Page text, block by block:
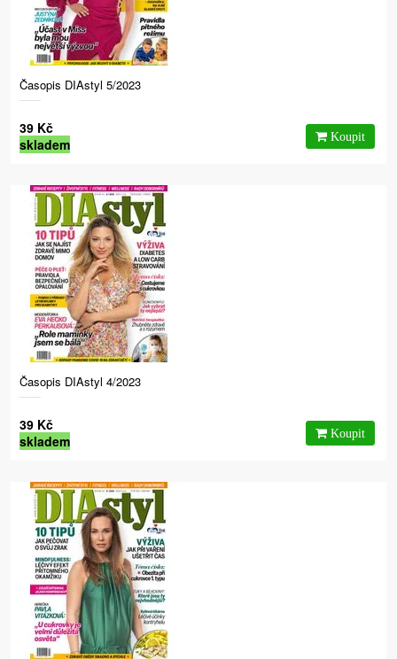
Časopis DIAstyl 5/2023
39 Kč
skladem
Časopis DIAstyl 4/2023
39 Kč
skladem